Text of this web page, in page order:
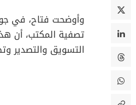
وأوضحت فتاح، في
التسويق والتصدير وتصفيته، وكذا